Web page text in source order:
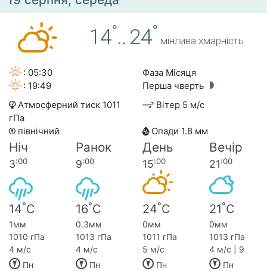
14°.. 24°
мінлива хмарність
: 05:30
: 19:49
Фаза Місяця
Перша чверть
Атмосферний тиск 1011
гПа
Вітер 5 м/с
північний Опади 1.8 мм
Ніч Ранок День Вечір
3:00 9:00 15:00 21:00
14°C 16°C 24°C 21°C
1мм 0.3мм 0мм
0мм
1010 гПа
1013 гПа 1011 гПа
1013 гПа
4 м/с
4 м/с 5 м/с
4 м/с | 9
Пн
Пн Пн
Пн